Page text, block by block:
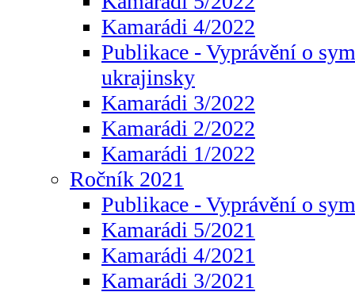
Kamarádi 4/2022
Publikace - Vyprávění o
ukrajinsky
Kamarádi 3/2022
Kamarádi 2/2022
Kamarádi 1/2022
Ročník 2021
Publikace - Vyprávění o
Kamarádi 5/2021
Kamarádi 4/2021
Kamarádi 3/2021